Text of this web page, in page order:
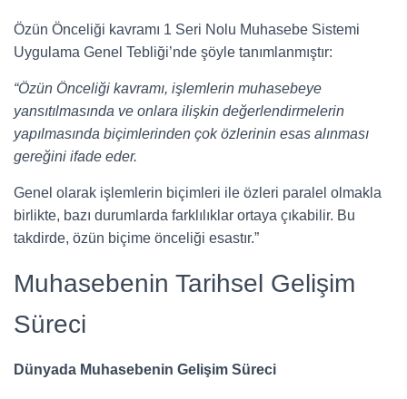
Özün Önceliği kavramı 1 Seri Nolu Muhasebe Sistemi
Uygulama Genel Tebliği’nde şöyle tanımlanmıştır:
“Özün Önceliği kavramı, işlemlerin muhasebeye
yansıtılmasında ve onlara ilişkin değerlendirmelerin
yapılmasında biçimlerinden çok özlerinin esas alınması
gereğini ifade eder.
Genel olarak işlemlerin biçimleri ile özleri paralel olmakla
birlikte, bazı durumlarda farklılıklar ortaya çıkabilir. Bu
takdirde, özün biçime önceliği esastır.”
Muhasebenin Tarihsel Gelişim
Süreci
Dünyada Muhasebenin Gelişim Süreci